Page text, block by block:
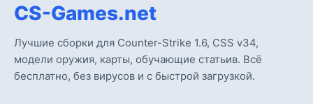
CS-Games.net
Лучшие сборки для Counter-Strike 1.6, CSS v34,
модели оружия, карты, обучающие статьив. Всё
бесплатно, без вирусов и с быстрой загрузкой.